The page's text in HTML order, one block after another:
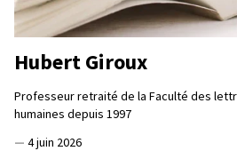
Hubert Giroux
Professeur retraité de la Faculté des
humaines depuis 1997
— 4 juin 2026